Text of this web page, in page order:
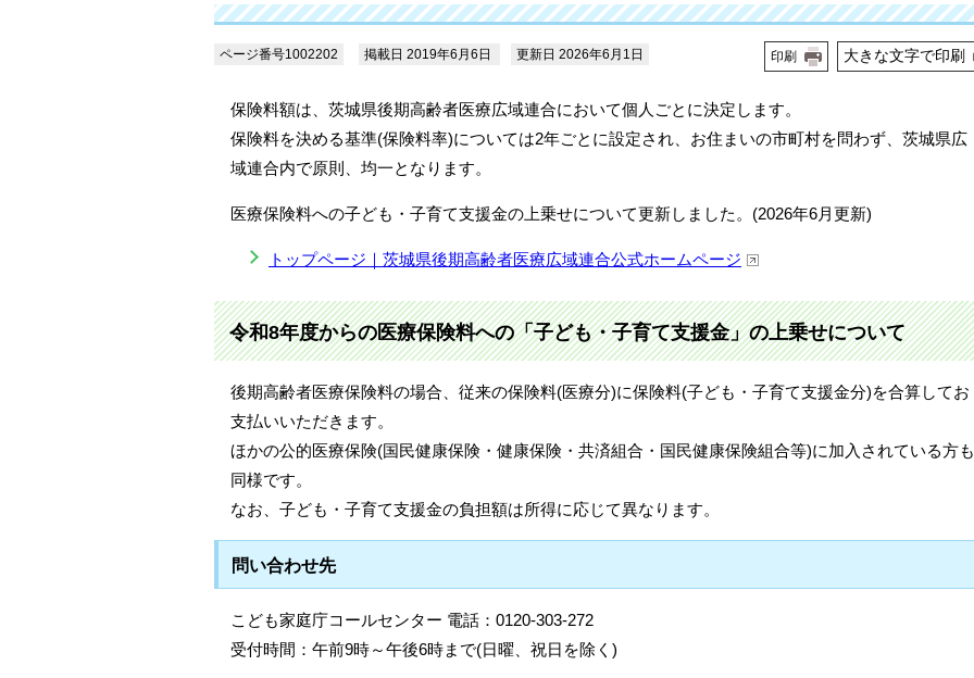
ページ番号1002202 掲載日 2019年6月6日 更新日 2026年6月1日 印刷 大きな文字で印刷
保険料額は、茨城県後期高齢者医療広域連合において個人ごとに決定します。
保険料を決める基準(保険料率)については2年ごとに設定され、お住まいの市町村を問わず、茨城県広
域連合内で原則、均一となります。
医療保険料への子ども・子育て支援金の上乗せについて更新しました。(2026年6月更新)
トップページ｜茨城県後期高齢者医療広域連合公式ホームページ
令和8年度からの医療保険料への「子ども・子育て支援金」の上乗せについて
後期高齢者医療保険料の場合、従来の保険料(医療分)に保険料(子ども・子育て支援金分)を合算してお
支払いいただきます。
ほかの公的医療保険(国民健康保険・健康保険・共済組合・国民健康保険組合等)に加入されている方も
同様です。
なお、子ども・子育て支援金の負担額は所得に応じて異なります。
問い合わせ先
こども家庭庁コールセンター 電話：0120-303-272
受付時間：午前9時～午後6時まで(日曜、祝日を除く)